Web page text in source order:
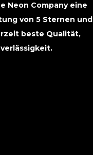
Neon Company eine
von 5 Sternen und
beste Qualität,